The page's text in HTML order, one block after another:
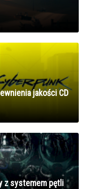
jakości CD
z systemem pętli